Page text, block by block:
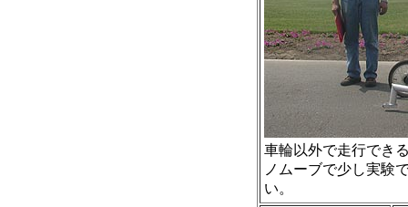
車輪以外で走行でき
ノムーブで少し実験
い。